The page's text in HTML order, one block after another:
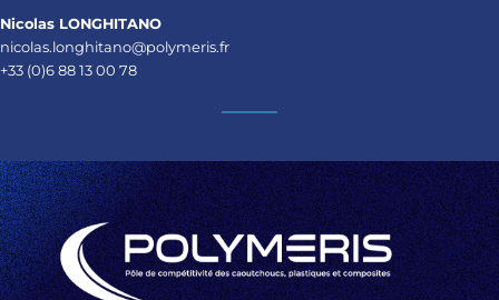
Nicolas LONGHITANO
nicolas.longhitano@polymeris.fr
+33 (0)6 88 13 00 78